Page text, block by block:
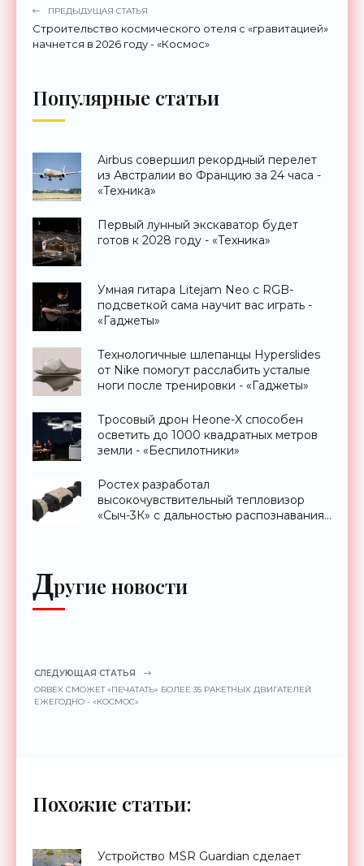
ПРЕДЫДУЩАЯ СТАТЬЯ
Строительство космического отеля с «гравитацией»
начнется в 2026 году - «Космос»
Популярные статьи
Airbus совершил рекордный перелет
из Австралии во Францию за 24 часа -
«Техника»
Первый лунный экскаватор будет
готов к 2028 году - «Техника»
Умная гитара Litejam Neo с RGB-
подсветкой сама научит вас играть -
«Гаджеты»
Технологичные шлепанцы Hyperslides
от Nike помогут расслабить усталые
ноги после тренировки - «Гаджеты»
Тросовый дрон Heone-X способен
осветить до 1000 квадратных метров
земли - «Беспилотники»
Ростех разработал
высокочувствительный тепловизор
«Сыч-3К» с дальностью распознавания
Другие новости
СЛЕДУЮЩАЯ СТАТЬЯ
ORBEX СМОЖЕТ «ПЕЧАТАТЬ» БОЛЕЕ 35 РАКЕТНЫХ ДВИГАТЕЛЕЙ
ЕЖЕГОДНО - «КОСМОС»
Похожие статьи:
Устройство MSR Guardian сделает